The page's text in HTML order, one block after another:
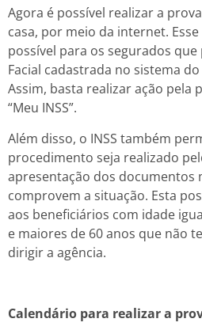
Agora é possível realizar a
casa, por meio da internet.
possível para os segurados
Facial cadastrada no sistema
Assim, basta realizar ação pela
“Meu INSS”.
Além disso, o INSS também
procedimento seja realizado
apresentação dos documentos
comprovem a situação. Esta
aos beneficiários com idade
e maiores de 60 anos que não
dirigir a agência.
Calendário para realizar a